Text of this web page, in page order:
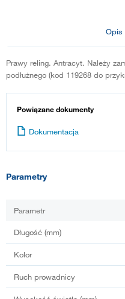
Opis
Prawy reling. Antracyt. Należy
podłużnego (kod 119268 do
Powiązane dokumenty
Dokumentacja
Parametry
Parametr
Długość (mm)
Kolor
Ruch prowadnicy